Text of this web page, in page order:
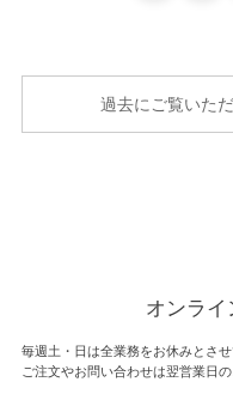
過去にご覧いた
オンライ
毎週土・日は全業務をお休みとさ
ご注文やお問い合わせは翌営業日の